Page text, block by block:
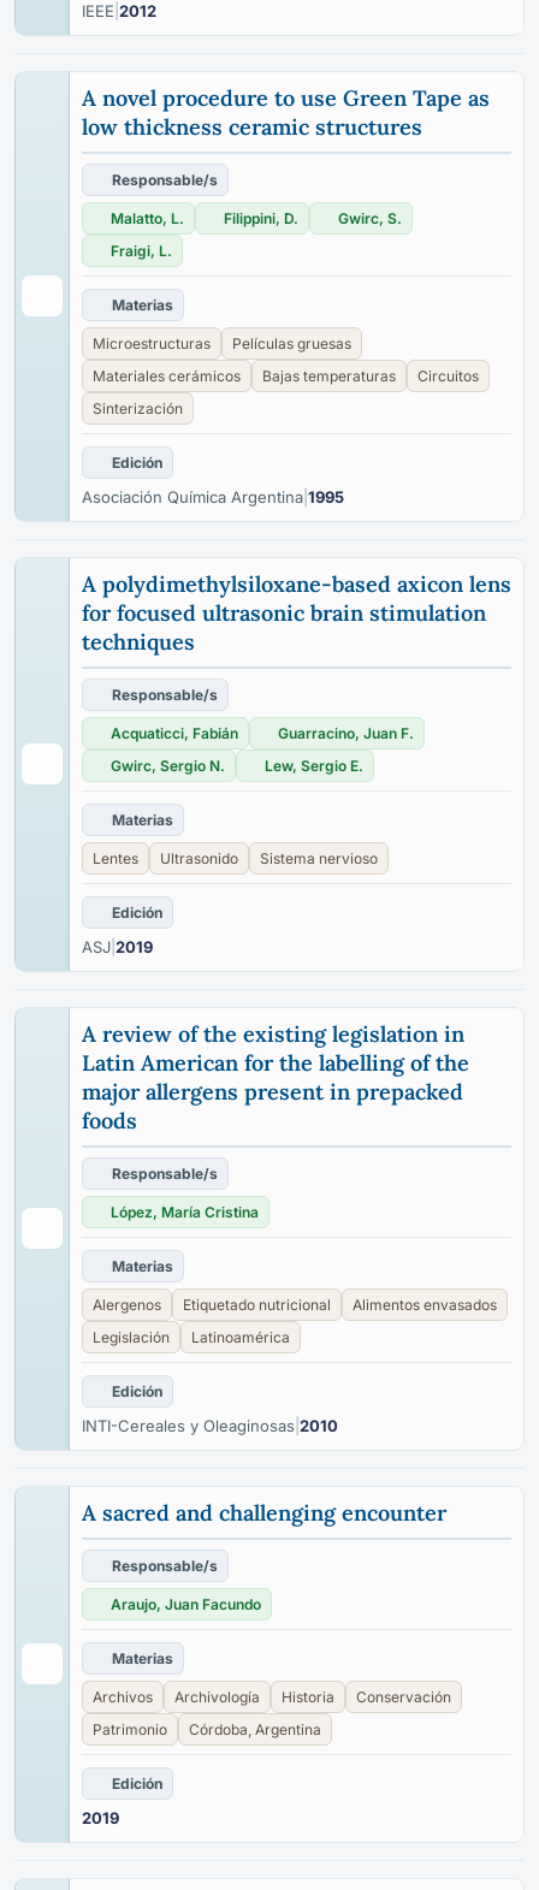
IEEE 2012
A novel procedure to use Green Tape as
low thickness ceramic structures
Responsable/s
Malatto, L. Filippini, D.
Gwirc, S.
Fraigi, L.
Materias
Microestructuras
Películas gruesas
Materiales cerámicos
Bajas temperaturas
Circuitos
Sinterización
Edición
Asociación Química Argentina 1995
A polydimethylsiloxane-based axicon lens
for focused ultrasonic brain stimulation
techniques
Responsable/s
Acquaticci, Fabián
Guarracino, Juan F.
Gwirc, Sergio N.
Lew, Sergio E.
Materias
Lentes Ultrasonido Sistema nervioso
Edición
ASJ 2019
A review of the existing legislation in
Latin American for the labelling of the
major allergens present in prepacked
foods
Responsable/s
López, María Cristina
Materias
Alergenos Etiquetado nutricional
Alimentos envasados
Legislación
Latinoamérica
Edición
INTI-Cereales y Oleaginosas 2010
A sacred and challenging encounter
Responsable/s
Araujo, Juan Facundo
Materias
Archivos Archivología Historia
Conservación
Patrimonio
Córdoba, Argentina
Edición
2019